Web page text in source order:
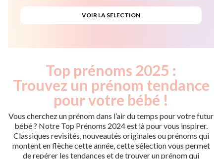
Top prénoms 2025 :
Trouvez un prénom tendance
pour votre bébé !
Vous cherchez un prénom dans l’air du temps pour votre futur
bébé ? Notre Top Prénoms 2024 est là pour vous inspirer.
Classiques revisités, nouveautés originales ou prénoms qui
montent en flèche cette année, cette sélection vous permet
de repérer les tendances et de trouver un prénom qui